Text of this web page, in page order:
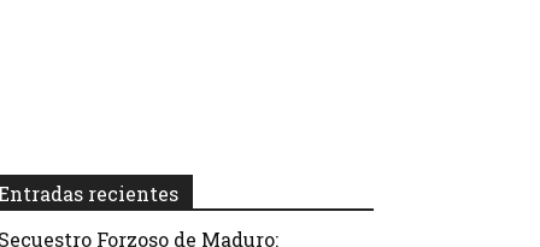
recientes
Forzoso de Maduro: